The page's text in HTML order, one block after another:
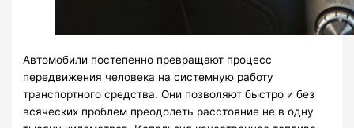
Автомобили постепенно превращают процесс
передвижения человека на системную работу
транспортного средства. Они позволяют быстро и без
всяческих проблем преодолеть расстояние не в одну